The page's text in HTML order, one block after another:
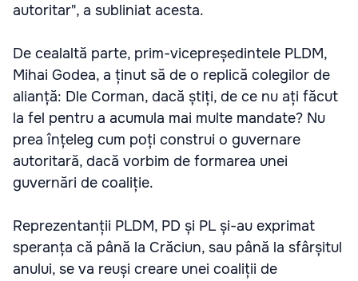
autoritar", a subliniat acesta.
De cealaltă parte, prim-vicepreședintele PLDM,
Mihai Godea, a ținut să de o replică colegilor de
alianță: Dle Corman, dacă știți, de ce nu ați făcut
la fel pentru a acumula mai multe mandate? Nu
prea înțeleg cum poți construi o guvernare
autoritară, dacă vorbim de formarea unei
guvernări de coaliție.
Reprezentanții PLDM, PD și PL și-au exprimat
speranța că până la Crăciun, sau până la sfârșitul
anului, se va reuși creare unei coaliții de